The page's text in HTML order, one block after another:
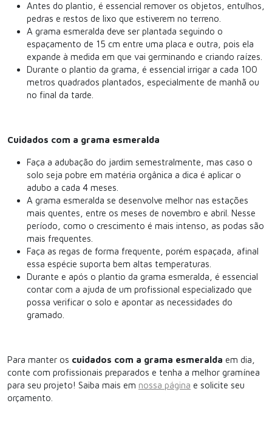
Antes do plantio, é essencial remover os objetos, entulhos,
pedras e restos de lixo que estiverem no terreno.
A grama esmeralda deve ser plantada seguindo o
espaçamento de 15 cm entre uma placa e outra, pois ela
expande à medida em que vai germinando e criando raízes.
Durante o plantio da grama, é essencial irrigar a cada 100
metros quadrados plantados, especialmente de manhã ou
no final da tarde.
Cuidados com a grama esmeralda
Faça a adubação do jardim semestralmente, mas caso o
solo seja pobre em matéria orgânica a dica é aplicar o
adubo a cada 4 meses.
A grama esmeralda se desenvolve melhor nas estações
mais quentes, entre os meses de novembro e abril. Nesse
período, como o crescimento é mais intenso, as podas são
mais frequentes.
Faça as regas de forma frequente, porém espaçada, afinal
essa espécie suporta bem altas temperaturas.
Durante e após o plantio da grama esmeralda, é essencial
contar com a ajuda de um profissional especializado que
possa verificar o solo e apontar as necessidades do
gramado.
Para manter os cuidados com a grama esmeralda em dia,
conte com profissionais preparados e tenha a melhor gramínea
para seu projeto! Saiba mais em nossa página e solicite seu
orçamento.